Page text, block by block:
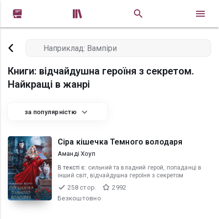
 
Книги: відчайдушна героїня з секретом.
Найкращі в жанрі
за популярністю
Сіра кішечка Темного володаря
Аманді Хоуп
В текcті є: сильний та владний герой, попаданці в
інший світ, відчайдушна героїня з секретом
258 стор.
2992
Безкоштовно